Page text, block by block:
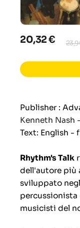
20,32 €
Publisher :
Kenneth Nash
Text: English -
Rhythm's Talk
dell'autore più
sviluppato
musicisti del